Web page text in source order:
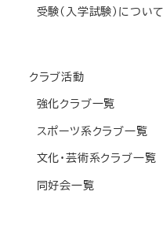
受験(入学試験)について
クラブ活動
強化クラブ一覧
スポーツ系クラブ一覧
文化・芸術系クラブ一覧
同好会一覧